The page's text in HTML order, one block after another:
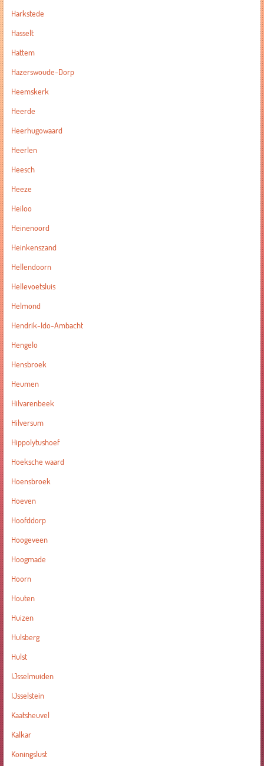
Harkstede
Hasselt
Hattem
Hazerswoude-Dorp
Heemskerk
Heerde
Heerhugowaard
Heerlen
Heesch
Heeze
Heiloo
Heinenoord
Heinkenszand
Hellendoorn
Hellevoetsluis
Helmond
Hendrik-Ido-Ambacht
Hengelo
Hensbroek
Heumen
Hilvarenbeek
Hilversum
Hippolytushoef
Hoeksche waard
Hoensbroek
Hoeven
Hoofddorp
Hoogeveen
Hoogmade
Hoorn
Houten
Huizen
Hulsberg
Hulst
IJsselmuiden
IJsselstein
Kaatsheuvel
Kalkar
Koningslust